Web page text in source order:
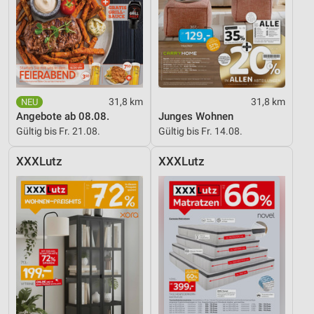
31,8 km
Angebote ab 08.08.
Gültig bis Fr. 21.08.
31,8 km
Junges Wohnen
Gültig bis Fr. 14.08.
XXXLutz XXXLutz
personalisierter Inhalte
Messung der Werbeleistung
Messung der Performance von Inhalten
Analyse von Zielgruppen durch Statistiken oder
Kombinationen von Daten aus verschiedenen
Quellen
Verwendung reduzierter Daten zur Auswahl von
Inhalten
IAB-Besonderheiten:
Verwendung genauer Standortdaten
Geräte anhand von aktiv angeforderten
Informationen identifizieren
Nicht-IAB-Verarbeitungszwecke: